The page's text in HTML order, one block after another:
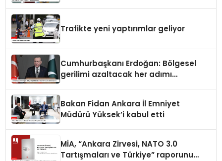
Trafikte yeni yaptırımlar geliyor
Cumhurbaşkanı Erdoğan: Bölgesel
gerilimi azaltacak her adımı
Bakan Fidan Ankara İl Emniyet
Müdürü Yüksek’i kabul etti
MİA, “Ankara Zirvesi, NATO 3.0
Tartışmaları ve Türkiye” raporunu